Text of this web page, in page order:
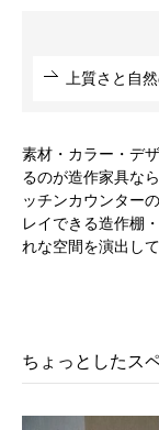
上質さと自
素材・カラー・デ
るのが造作家具な
ッチンカウンター
レイできる造作棚
れな空間を演出して
ちょっとしたス